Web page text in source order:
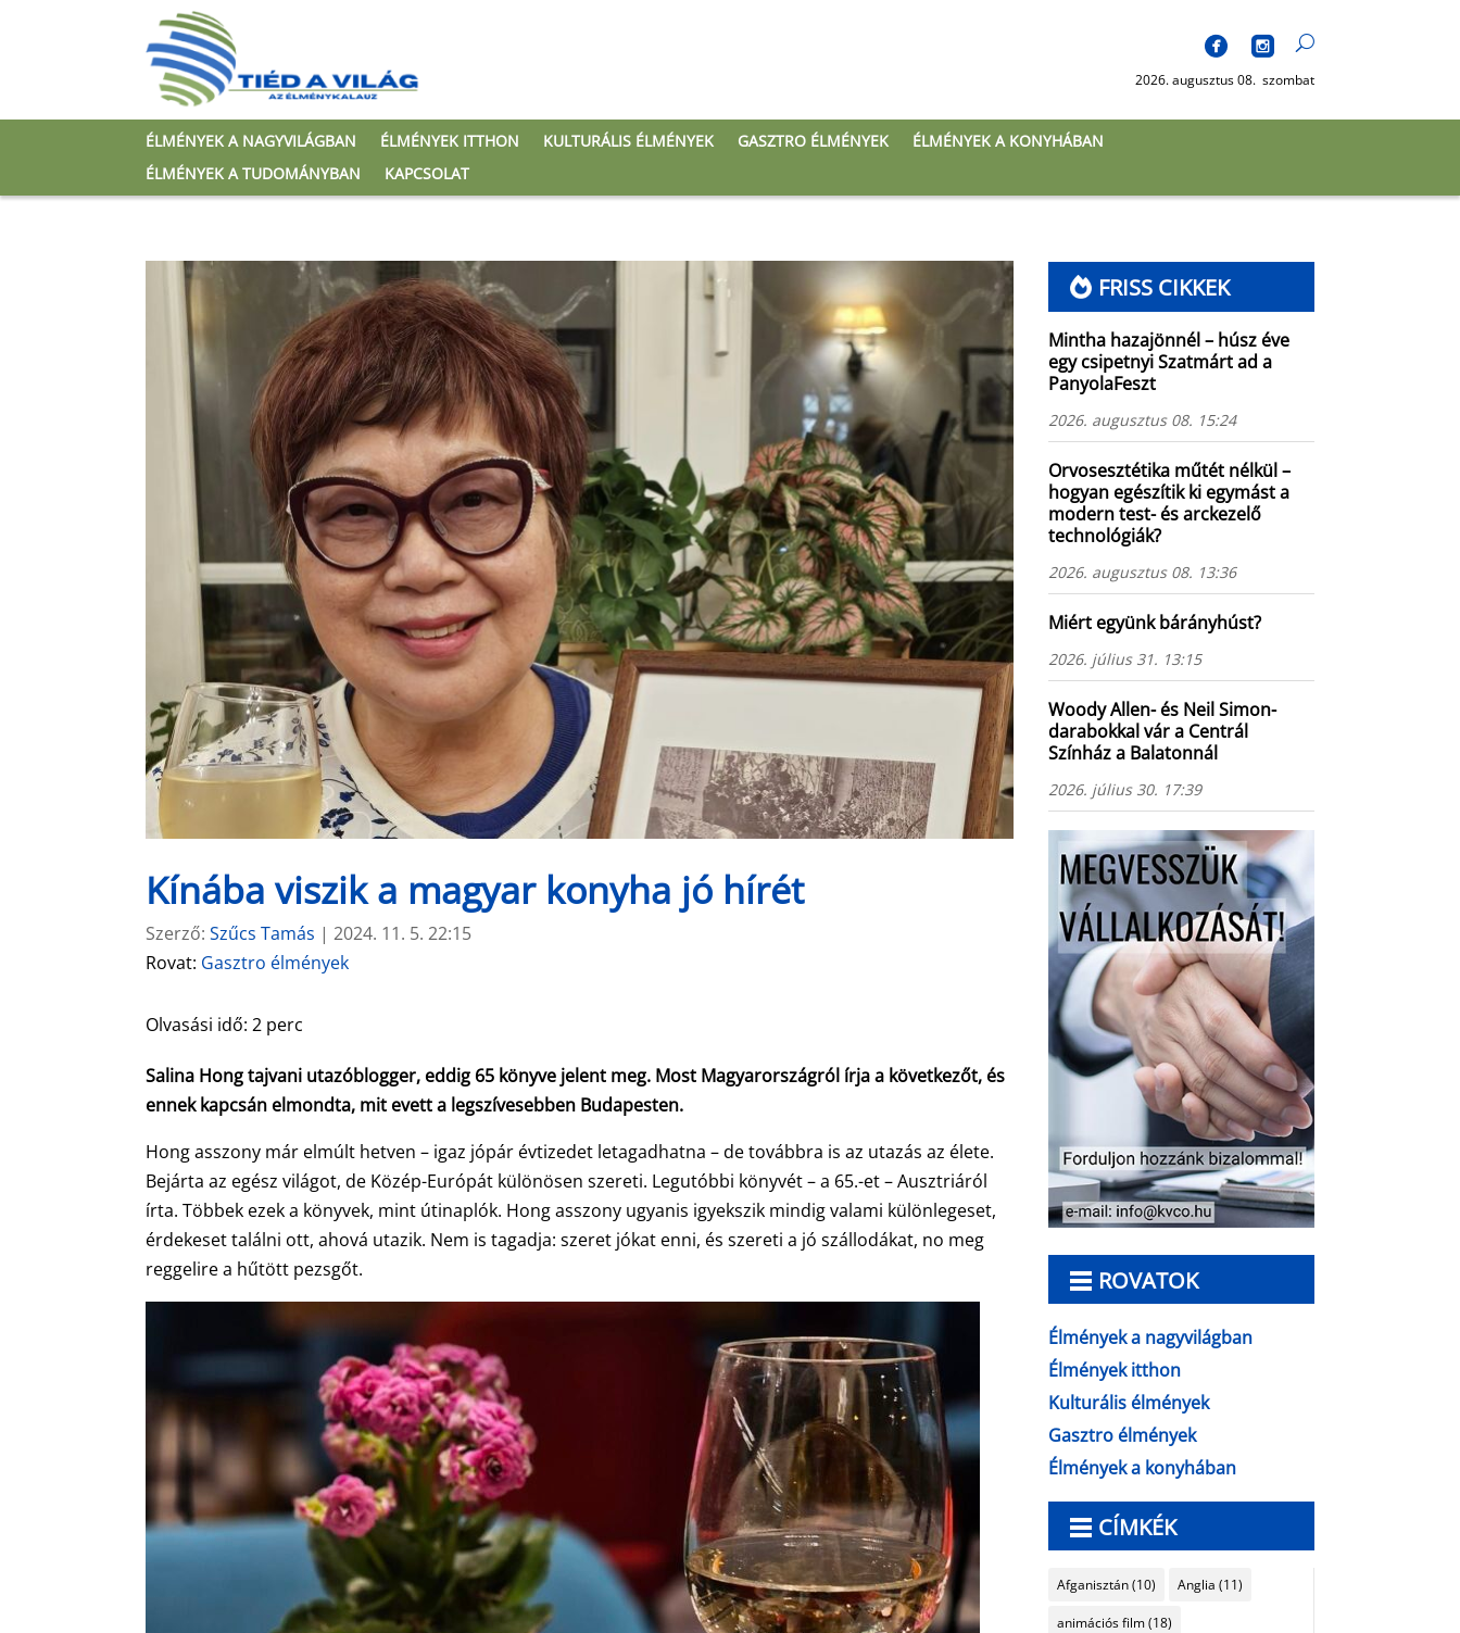
2026. augusztus 08. szombat
ÉLMÉNYEK A NAGYVILÁGBAN ÉLMÉNYEK ITTHON KULTURÁLIS ÉLMÉNYEK GASZTRO ÉLMÉNYEK
ÉLMÉNYEK A KONYHÁBAN
ÉLMÉNYEK A TUDOMÁNYBAN
KAPCSOLAT
Kínába viszik a magyar konyha jó hírét
Szerző:Szűcs Tamás |2024. 11. 5. 22:15
Rovat: Gasztro élmények
Olvasási idő:2 perc
Salina Hong tajvani utazóblogger, eddig 65 könyve jelent meg. Most Magyarországról írja a következőt, és
ennek kapcsán elmondta, mit evett a legszívesebben Budapesten.
Hong asszony már elmúlt hetven – igaz jópár évtizedet letagadhatna – de továbbra is az utazás az élete.
Bejárta az egész világot, de Közép-Európát különösen szereti. Legutóbbi könyvét – a 65.-et – Ausztriáról
írta. Többek ezek a könyvek, mint útinaplók. Hong asszony ugyanis igyekszik mindig valami különlegeset,
érdekeset találni ott, ahová utazik. Nem is tagadja: szeret jókat enni, és szereti a jó szállodákat, no meg
reggelire a hűtött pezsgőt.
FRISS CIKKEK
Mintha hazajönnél – húsz éve
egy csipetnyi Szatmárt ad a
PanyolaFeszt
2026. augusztus 08. 15:24
Orvosesztétika műtét nélkül –
hogyan egészítik ki egymást a
modern test- és arckezelő
technológiák?
2026. augusztus 08. 13:36
Miért együnk bárányhúst?
2026. július 31. 13:15
Woody Allen- és Neil Simon-
darabokkal vár a Centrál
Színház a Balatonnál
2026. július 30. 17:39
ROVATOK
Élmények a nagyvilágban
Élmények itthon
Kulturális élmények
Gasztro élmények
Élmények a konyhában
CÍMKÉK
Afganisztán(10) Anglia (11)
animációs film(18)